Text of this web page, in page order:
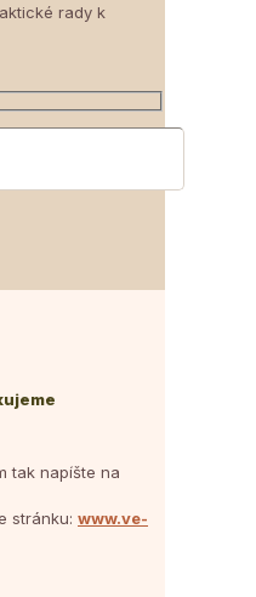
rady k
tak napíšte na
stránku: www.ve-